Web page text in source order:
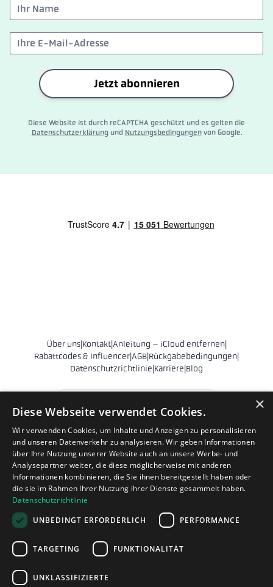
Jetzt abonnieren
Diese Website ist durch reCAPTCHA geschützt und es gelten die
Datenschutzerklärungund Nutzungsbedingungenvon Google.
Über uns|Kontakt|Anleitung – iCloud entfernen|
Rabattcodes & Influencer|AGB|Rückgabebedingungen|
Datenschutzrichtlinie|Karriere|Blog
© 2011 - 2026 Phonehero AB
Sankt Eriksgatan 28
112 39 Stockholm
Schweden
Organisationsnr. 556839-9231
+46 10 551 5854 (english)· Werktage 8:30–16:30 Uhr
Phonehero AB ist ein in Schweden registriertes schwedisches
Unternehmen (Reg.-Nr. 556839-9231), das Onlineshops in mehreren
schwedischem Gesellschaftsrecht und der EU-
×
Diese Webseite verwendet Cookies.
Wir verwenden Cookies, um Inhalte und Anzeigen zu personalisieren
und unseren Datenverkehr zu analysieren. Wir geben Informationen
über Ihre Nutzung unserer Website auch an unsere Werbe- und
Analysepartner weiter, die diese möglicherweise mit anderen
Informationen kombinieren, die Sie ihnen bereitgestellt haben oder
die sie im Rahmen Ihrer Nutzung ihrer Dienste gesammelt haben.
Datenschutzrichtlinie
UNBEDINGT ERFORDERLICH
PERFORMANCE
TARGETING FUNKTIONALITÄT
UNKLASSIFIZIERTE